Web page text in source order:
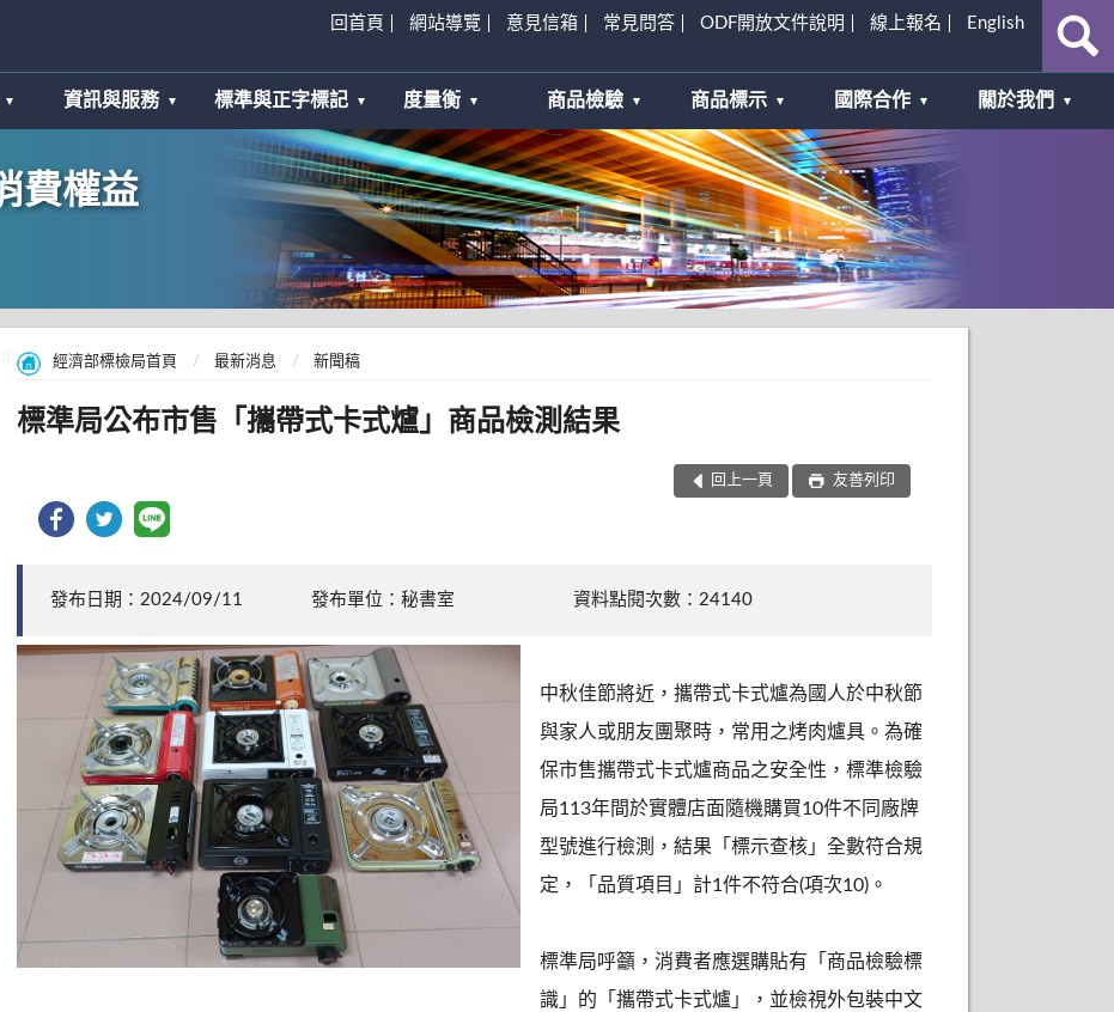
回首頁 網站導覽 意見信箱 常見問答 ODF開放文件說明 線上報名 English
資訊與服務 標準與正字標記 度量衡 商品檢驗 商品標示 國際合作 關於我們
費權益
經濟部標檢局首頁 最新消息 新聞稿
標準局公布市售「攜帶式卡式爐」商品檢測結果
回上一頁 友善列印
發布日期：2024/09/11 發布單位：秘書室 資料點閱次數：24140
中秋佳節將近，攜帶式卡式爐為國人於中秋節
與家人或朋友團聚時，常用之烤肉爐具。為確
保市售攜帶式卡式爐商品之安全性，標準檢驗
局113年間於實體店面隨機購買10件不同廠牌
型號進行檢測，結果「標示查核」全數符合規
定，「品質項目」計1件不符合(項次10)。
標準局呼籲，消費者應選購貼有「商品檢驗標
識」的「攜帶式卡式爐」，並檢視外包裝中文